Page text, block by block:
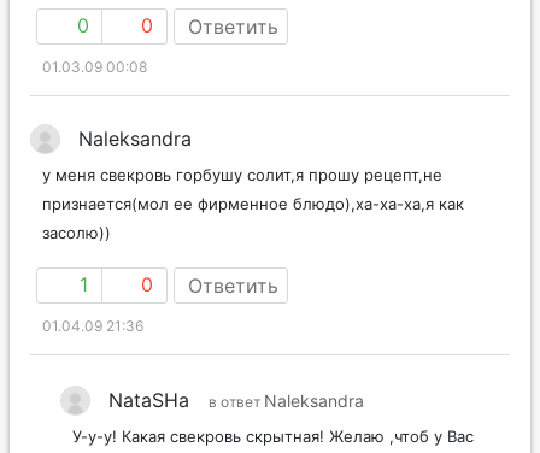
0 0 Ответить
01.03.09 00:08
Naleksandra
у меня свекровь горбушу солит,я прошу рецепт,не
признается(мол ее фирменное блюдо),ха-ха-ха,я как
засолю))
1 0 Ответить
01.04.09 21:36
NataSHa в ответ Naleksandra
У-у-у! Какая свекровь скрытная! Желаю ,чтоб у Вас